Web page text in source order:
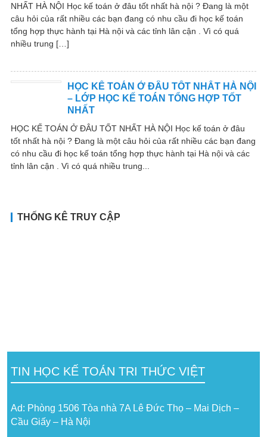
NHẤT HÀ NỘI Học kế toán ở đâu tốt nhất hà nội ? Đang là một
câu hỏi của rất nhiều các bạn đang có nhu cầu đi học kế toán
tổng hợp thực hành tại Hà nội và các tỉnh lân cận . Vì có quá
nhiều trung […]
HỌC KẾ TOÁN Ở ĐÂU TỐT NHẤT HÀ NỘI
– LỚP HỌC KẾ TOÁN TỔNG HỢP TỐT
NHẤT
HỌC KẾ TOÁN Ở ĐÂU TỐT NHẤT HÀ NỘI Học kế toán ở đâu
tốt nhất hà nội ? Đang là một câu hỏi của rất nhiều các bạn đang
có nhu cầu đi học kế toán tổng hợp thực hành tại Hà nội và các
tỉnh lân cận . Vì có quá nhiều trung...
THỐNG KÊ TRUY CẬP
TIN HỌC KẾ TOÁN TRI THỨC VIỆT
Ad: Phòng 1506 Tòa nhà 7A Lê Đức Thọ – Mai Dịch –
Cầu Giấy – Hà Nội